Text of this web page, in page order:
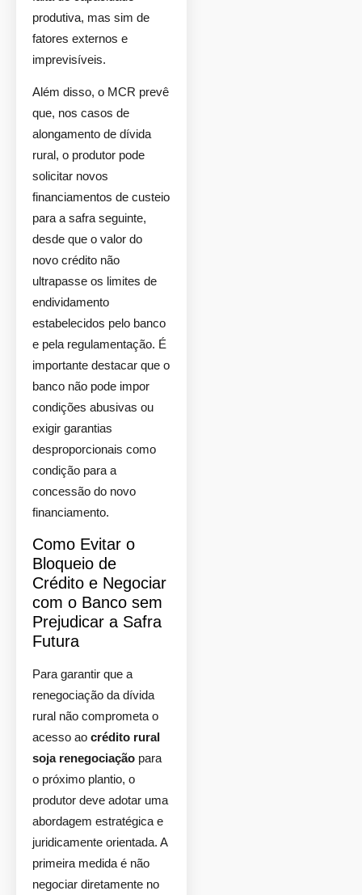
produtiva, mas sim de
fatores externos e
imprevisíveis.
Além disso, o MCR prevê
que, nos casos de
alongamento de dívida
rural, o produtor pode
solicitar novos
financiamentos de custeio
para a safra seguinte,
desde que o valor do
novo crédito não
ultrapasse os limites de
endividamento
estabelecidos pelo banco
e pela regulamentação. É
importante destacar que o
banco não pode impor
condições abusivas ou
exigir garantias
desproporcionais como
condição para a
concessão do novo
financiamento.
Como Evitar o
Bloqueio de
Crédito e Negociar
com o Banco sem
Prejudicar a Safra
Futura
Para garantir que a
renegociação da dívida
rural não comprometa o
acesso ao crédito rural
soja renegociação para
o próximo plantio, o
produtor deve adotar uma
abordagem estratégica e
juridicamente orientada. A
primeira medida é não
negociar diretamente no